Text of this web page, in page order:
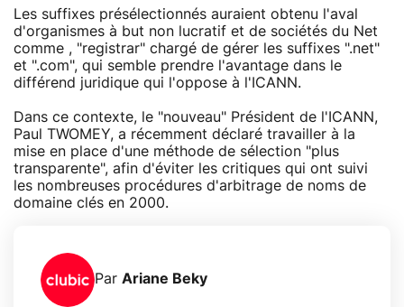
Les suffixes présélectionnés auraient obtenu l'aval
d'organismes à but non lucratif et de sociétés du Net
comme , "registrar" chargé de gérer les suffixes ".net"
et ".com", qui semble prendre l'avantage dans le
différend juridique qui l'oppose à l'ICANN.
Dans ce contexte, le "nouveau" Président de l'ICANN,
Paul TWOMEY, a récemment déclaré travailler à la
mise en place d'une méthode de sélection "plus
transparente", afin d'éviter les critiques qui ont suivi
les nombreuses procédures d'arbitrage de noms de
domaine clés en 2000.
Par Ariane Beky